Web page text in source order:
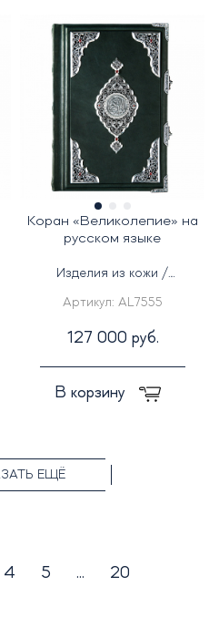
Коран «Великолепие» на
русском языке
Изделия из кожи /
Артикул: AL7555
127 000 руб.
В корзину
ЕЩЁ
4 5 ... 20